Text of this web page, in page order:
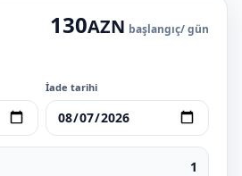
130AZN başlangıç/ gün
İade tarihi
1